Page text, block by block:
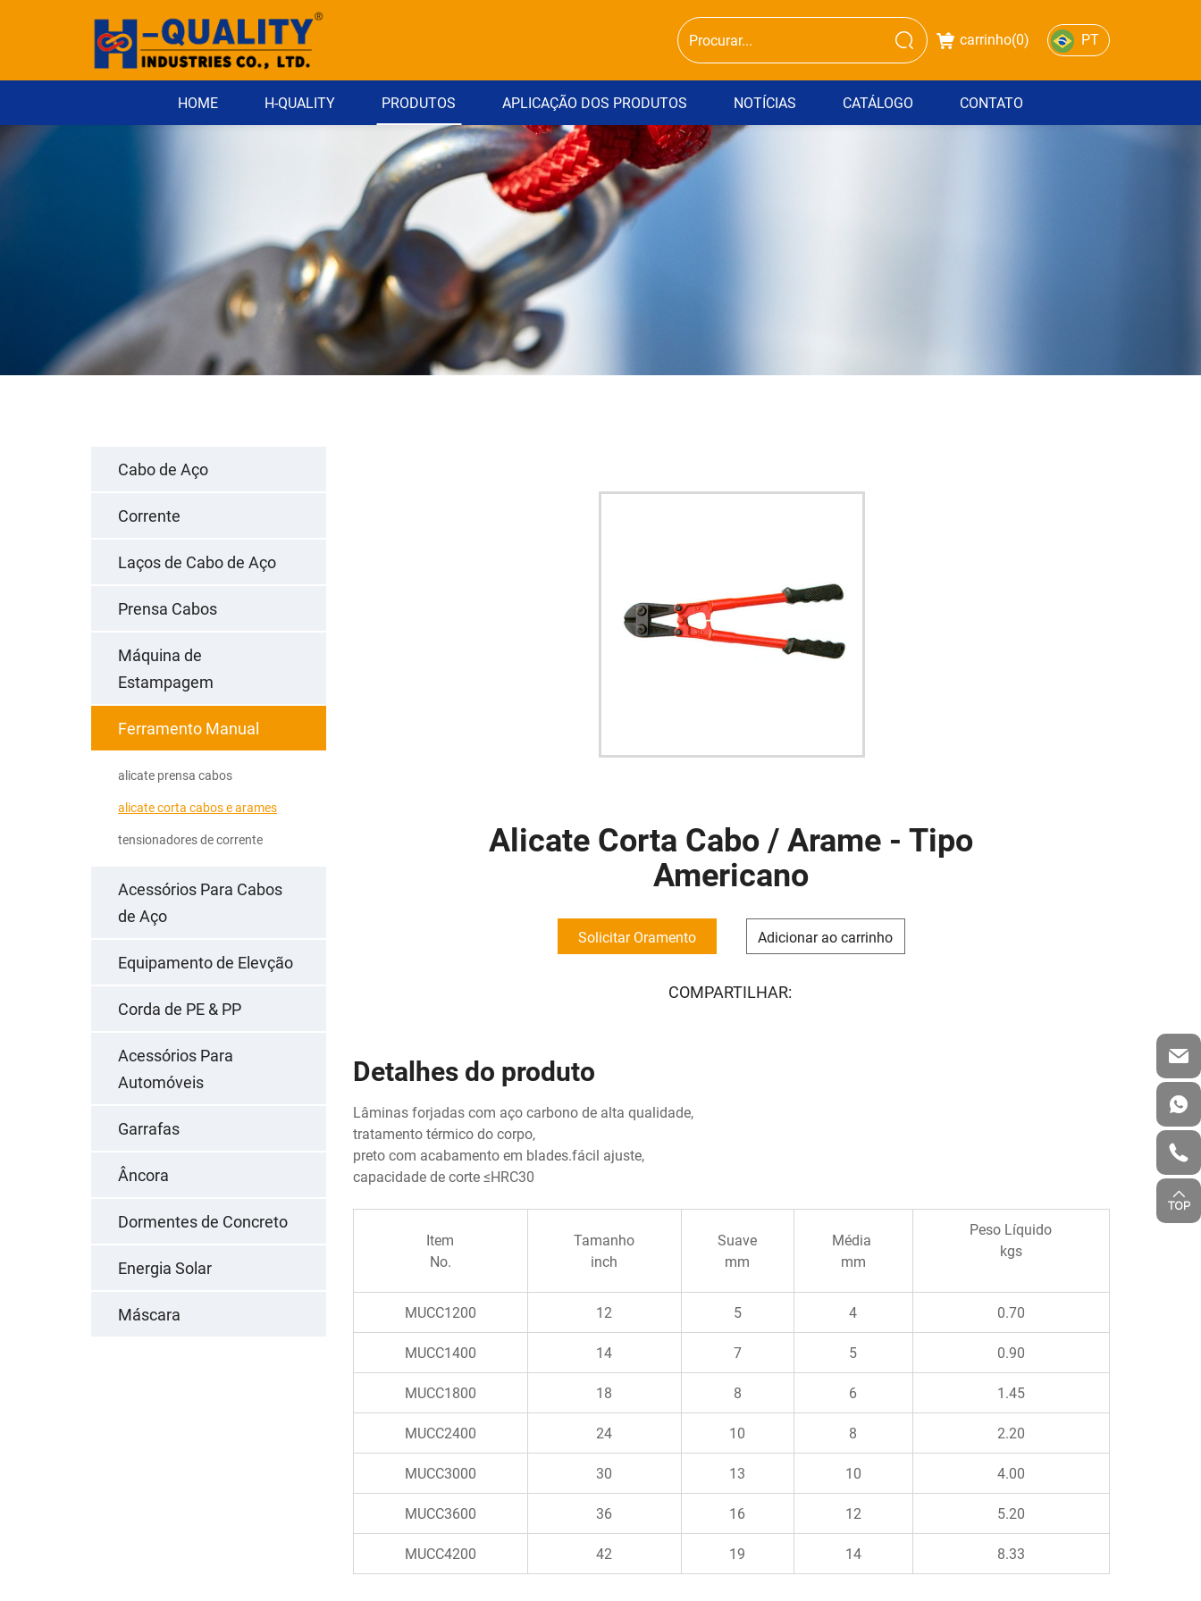
carrinho(0) PT
HOME H-QUALITY PRODUTOS APLICAÇÃO DOS PRODUTOS NOTÍCIAS CATÁLOGO CONTATO
Cabo de Aço
Corrente
Laços de Cabo de Aço
Prensa Cabos
Máquina de
Estampagem
Ferramento Manual
alicate prensa cabos
alicate corta cabos e arames
tensionadores de corrente
Acessórios Para Cabos
de Aço
Equipamento de Elevção
Corda de PE & PP
Acessórios Para
Automóveis
Garrafas
Âncora
Dormentes de Concreto
Energia Solar
Máscara
Alicate Corta Cabo / Arame - Tipo
Americano
Solicitar Oramento Adicionar ao carrinho
COMPARTILHAR:
Detalhes do produto
Lâminas forjadas com aço carbono de alta qualidade,
tratamento térmico do corpo,
preto com acabamento em blades.fácil ajuste,
capacidade de corte ≤HRC30
Item
No.
Tamanho
inch
Suave
mm
Média
mm
Peso Líquido
kgs
MUCC1200 12 5 4 0.70
MUCC1400 14 7 5 0.90
MUCC1800 18 8 6 1.45
MUCC2400 24 10 8 2.20
MUCC3000 30 13 10 4.00
MUCC3600 36 16 12 5.20
MUCC4200 42 19 14 8.33